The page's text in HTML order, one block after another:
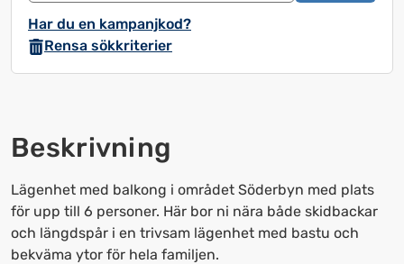
kalendern
och
välja
Tryck
på
frågetecknet
för
att
få
välja
frågetecknet
för
att
få
Har du en kampanjkod?
Rensa sökkriterier
Beskrivning
Lägenhet med balkong i området Söderbyn med plats
för upp till 6 personer. Här bor ni nära både skidbackar
och längdspår i en trivsam lägenhet med bastu och
bekväma ytor för hela familjen.